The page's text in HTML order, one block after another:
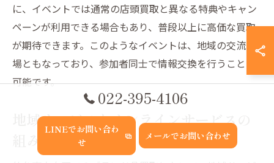
に、イベントでは通常の店頭買取と異なる特典やキャン
ペーンが利用できる場合もあり、普段以上に高価な買取
が期待できます。このようなイベントは、地域の交流の
場ともなっており、参加者同士で情報交換を行うことも
可能です。
地域サービスとオンラインサービスの
組み合わせ
022-395-4106
LINEでお問い合わ
せ
メールでお問い合わせ